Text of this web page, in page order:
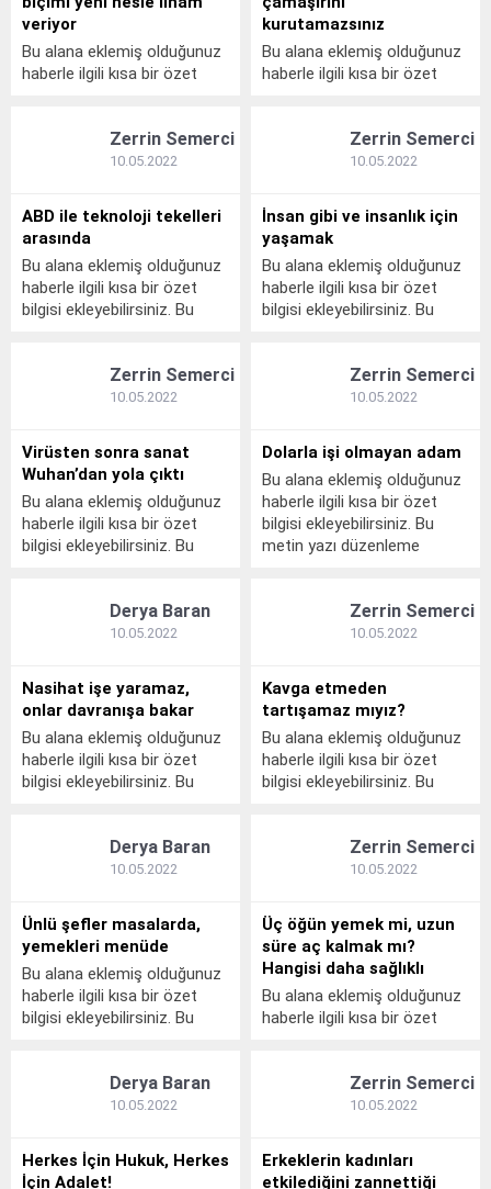
alan boş kalır.
veriyor
Bu alana eklemiş olduğunuz
haberle ilgili kısa bir özet
sayfasında "Özet"
bölümünden eklenebilir. Özet
kalın olarak bu şekilde
gösterilir, eklenmemişse bu
alan boş kalır.
kurutamazsınız
Bu alana eklemiş olduğunuz
haberle ilgili kısa bir özet
sayfasında "Özet"
bölümünden eklenebilir. Özet
kalın olarak bu şekilde
gösterilir, eklenmemişse bu
alan boş kalır.
Zerrin Semerci
10.05.2022
ABD ile teknoloji tekelleri
arasında
Bu alana eklemiş olduğunuz
haberle ilgili kısa bir özet
bilgisi ekleyebilirsiniz. Bu
bölümünden eklenebilir. Özet
eklenmişse başlık altında
gösterilir, eklenmemişse bu
alan boş kalır.
Zerrin Semerci
10.05.2022
İnsan gibi ve insanlık için
yaşamak
Bu alana eklemiş olduğunuz
haberle ilgili kısa bir özet
bilgisi ekleyebilirsiniz. Bu
bölümünden eklenebilir. Özet
eklenmişse başlık altında
gösterilir, eklenmemişse bu
alan boş kalır.
Zerrin Semerci
10.05.2022
Virüsten sonra sanat
Wuhan’dan yola çıktı
Bu alana eklemiş olduğunuz
haberle ilgili kısa bir özet
bilgisi ekleyebilirsiniz. Bu
bölümünden eklenebilir. Özet
eklenmişse başlık altında
gösterilir, eklenmemişse bu
alan boş kalır.
Zerrin Semerci
10.05.2022
Dolarla işi olmayan adam
Bu alana eklemiş olduğunuz
haberle ilgili kısa bir özet
bilgisi ekleyebilirsiniz. Bu
metin yazı düzenleme
eklenmişse başlık altında
kalın olarak bu şekilde
alan boş kalır.
Derya Baran
10.05.2022
Nasihat işe yaramaz,
onlar davranışa bakar
Bu alana eklemiş olduğunuz
haberle ilgili kısa bir özet
bilgisi ekleyebilirsiniz. Bu
bölümünden eklenebilir. Özet
eklenmişse başlık altında
gösterilir, eklenmemişse bu
alan boş kalır.
Zerrin Semerci
10.05.2022
Kavga etmeden
tartışamaz mıyız?
Bu alana eklemiş olduğunuz
haberle ilgili kısa bir özet
bilgisi ekleyebilirsiniz. Bu
bölümünden eklenebilir. Özet
eklenmişse başlık altında
gösterilir, eklenmemişse bu
alan boş kalır.
Derya Baran
10.05.2022
Ünlü şefler masalarda,
yemekleri menüde
Bu alana eklemiş olduğunuz
haberle ilgili kısa bir özet
bilgisi ekleyebilirsiniz. Bu
bölümünden eklenebilir. Özet
eklenmişse başlık altında
gösterilir, eklenmemişse bu
alan boş kalır.
Zerrin Semerci
10.05.2022
Üç öğün yemek mi, uzun
süre aç kalmak mı?
Hangisi daha sağlıklı
Bu alana eklemiş olduğunuz
haberle ilgili kısa bir özet
sayfasında "Özet"
bölümünden eklenebilir. Özet
kalın olarak bu şekilde
gösterilir, eklenmemişse bu
Derya Baran
10.05.2022
Herkes İçin Hukuk, Herkes
İçin Adalet!
Zerrin Semerci
10.05.2022
Erkeklerin kadınları
etkilediğini zannettiği